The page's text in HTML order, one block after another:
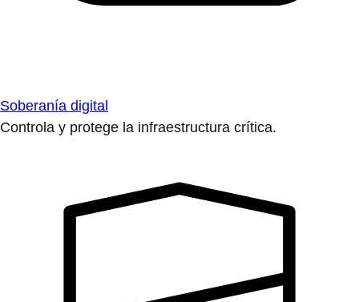
Soberanía digital
Controla y protege la infraestructura crítica.